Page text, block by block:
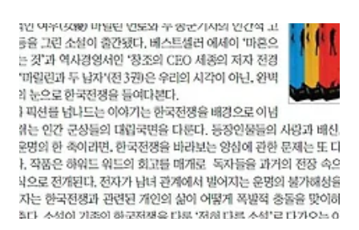
있던 제갈공명은 10만 정병을 이끌고 위나라 영내로 진입한다. 이때 한중에서
부터 사마중달의 본진이 있는 장안으로 가는 길에는 야곡이라는 골짜기가 있었
는데, 이 길은 장안까지 10일 안에 갈 수 있는 지름길이었다. 공명은 지름길을
놔두고 크게 우회해서 기산으로 진출했다. 적의 복병이 두려워 우회로를 택하
였던 것이다. 기산을 지나..